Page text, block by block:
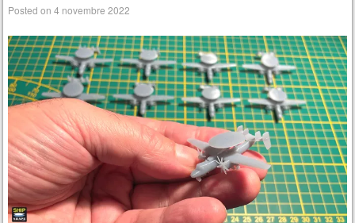
Posted on4 novembre 2022